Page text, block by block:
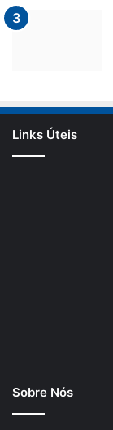
Links Úteis
Sobre Nós